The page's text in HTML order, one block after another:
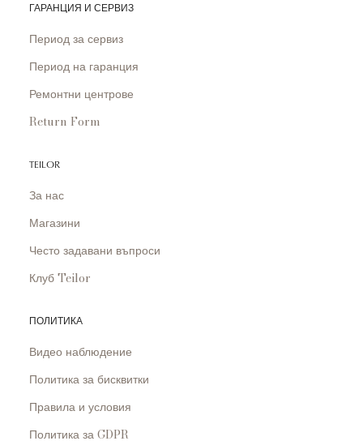
ГАРАНЦИЯ И СЕРВИЗ
Период за сервиз
Период на гаранция
Ремонтни центрове
Return Form
TEILOR
За нас
Магазини
Често задавани въпроси
Клуб Teilor
ПОЛИТИКА
Видео наблюдение
Политика за бисквитки
Правила и условия
Политика за GDPR